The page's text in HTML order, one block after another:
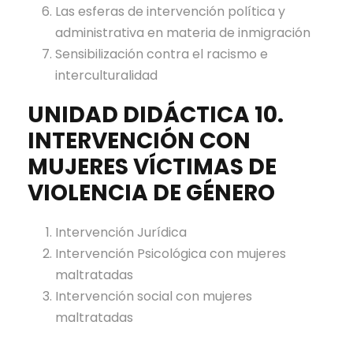
Las esferas de intervención política y
administrativa en materia de inmigración
Sensibilización contra el racismo e
interculturalidad
UNIDAD DIDÁCTICA 10.
INTERVENCIÓN CON
MUJERES VÍCTIMAS DE
VIOLENCIA DE GÉNERO
Intervención Jurídica
Intervención Psicológica con mujeres
maltratadas
Intervención social con mujeres
maltratadas